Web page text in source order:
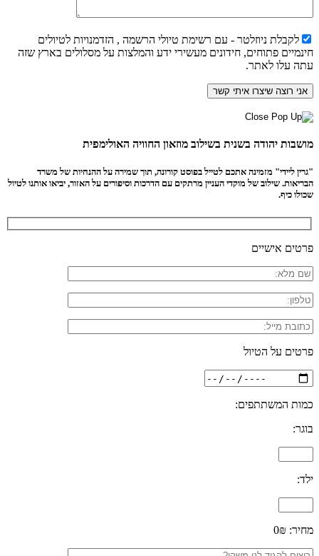
לקבלת ניוזלטר - עם רשימת טיולי הרשמה , הזדמנויות לטיולים
חינמיים פתוחים, חידונים מעשירי ידע והמלצות על מסלולים בארץ שזה
עתה עלו לאתר.
מושבות יהודה בשנית בשילוב מוזאון החוויה האולימפית
"גרין ליידי" מזמינה אתכם לטייל בפוסט קורונה, תוך שמירה על ההנחיות של משרד
הבריאות. שילוב של מוקדי העניין מרתקים עם הדרכות וסיפורים על האזור, יביאו אותנו לטיול
שכולו כיף.
פרטים אישיים
פרטים על הטיול
כמות המשתתפים:
בוגר:
ילד:
מחיר: 0₪